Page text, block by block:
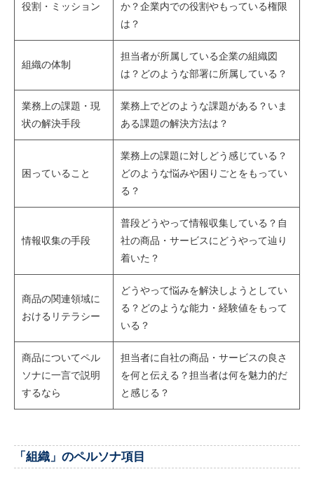
役割・ミッション
か？企業内での役割やもっている権限
は？
組織の体制
担当者が所属している企業の組織図
は？どのような部署に所属している？
業務上の課題・現
状の解決手段
業務上でどのような課題がある？いま
ある課題の解決方法は？
困っていること
業務上の課題に対しどう感じている？
どのような悩みや困りごとをもってい
る？
情報収集の手段
普段どうやって情報収集している？自
社の商品・サービスにどうやって辿り
着いた？
商品の関連領域に
おけるリテラシー
どうやって悩みを解決しようとしてい
る？どのような能力・経験値をもって
いる？
商品についてペル
ソナに一言で説明
するなら
担当者に自社の商品・サービスの良さ
を何と伝える？担当者は何を魅力的だ
と感じる？
「組織」のペルソナ項目